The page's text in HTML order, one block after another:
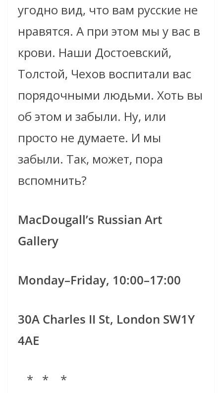
угодно вид, что вам русские не
нравятся. А при этом мы у вас в
крови. Наши Достоевский,
Толстой, Чехов воспитали вас
порядочными людьми. Хоть вы
об этом и забыли. Ну, или
просто не думаете. И мы
забыли. Так, может, пора
вспомнить?
MacDougall’s Russian Art
Gallery
Monday–Friday, 10:00–17:00
30A Charles II St, London SW1Y
4AE
* * *